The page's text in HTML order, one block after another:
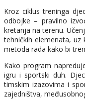
Kroz ciklus treninga
odbojke – pravilno
kretanja na terenu.
tehničkih elemenata, uz
metoda rada kako bi
Kako program
igru i sportski duh.
timskim izazovima i
zajedništva,